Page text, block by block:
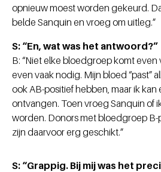
opnieuw moest worden gekeurd.
belde Sanquin en vroeg om uitleg.”
S: “En, wat was het antwoord?”
B: “Niet elke bloedgroep komt even
even vaak nodig. Mijn bloed “past”
ook AB-positief hebben, maar ik
ontvangen. Toen vroeg Sanquin of
worden. Donors met bloedgroep B-
zijn daarvoor erg geschikt.”
S: “Grappig. Bij mij was het